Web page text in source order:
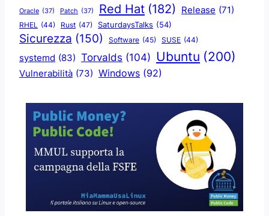
Oracle (37) Patch (37) Red Hat (182) Release (71)
RHEL (44) Rust (47) SaturdaysTalks (54)
Sicurezza (150) Software (45) SUSE (44)
systemd (83) Torvalds (104) Ubuntu (200)
Vulnerabilità (73) Windows (92)